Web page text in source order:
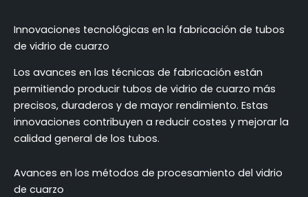
Innovaciones tecnológicas en la fabricación de tubos
de vidrio de cuarzo
Los avances en las técnicas de fabricación están
permitiendo producir tubos de vidrio de cuarzo más
precisos, duraderos y de mayor rendimiento. Estas
innovaciones contribuyen a reducir costes y mejorar la
calidad general de los tubos.
Avances en los métodos de procesamiento del vidrio
de cuarzo